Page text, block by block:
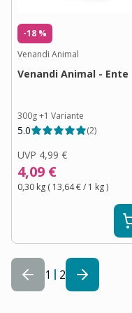
-18 %
Venandi Animal
Venandi Animal - Ente
300g+1 Variante
5.0 (2)
UVP 4,99 €
4,09 €
0,30 kg ( 13,64 €/ 1 kg)
1 2